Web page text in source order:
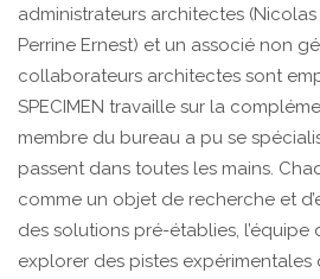
administrateurs architectes
Perrine Ernest) et un associé non
collaborateurs architectes sont
SPECIMEN travaille sur la
membre du bureau a pu se
passent dans toutes les mains.
comme un objet de recherche et
des solutions pré-établies, l’équipe
explorer des pistes expérimentales